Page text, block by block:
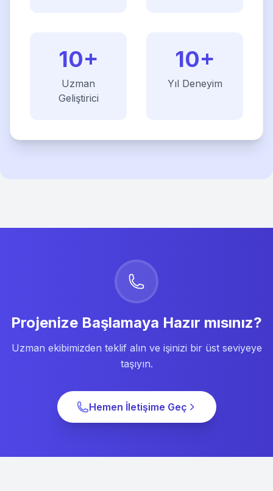
10+
Uzman
Geliştirici
10+
Yıl Deneyim
Projenize Başlamaya Hazır mısınız?
Uzman ekibimizden teklif alın ve işinizi bir üst seviyeye
taşıyın.
Hemen İletişime Geç